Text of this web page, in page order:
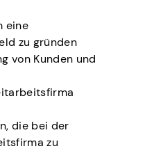
eine
zu gründen
von Kunden und
die bei der
zu